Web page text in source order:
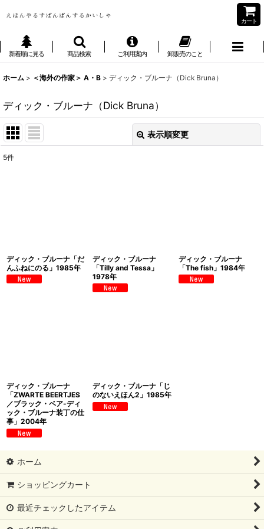
カート
新着順に見る 商品検索 ご利用案内 卸販売のこと
ホーム > ＜海外の作家＞ A・B > ディック・ブルーナ（Dick Bruna）
ディック・ブルーナ（Dick Bruna）
表示順変更
5件
ディック・ブルーナ「だ
んふねにのる」1985年
ディック・ブルーナ
「Tilly and Tessa」
1978年
ディック・ブルーナ
「The fish」1984年
ディック・ブルーナ
「ZWARTE BEERTJES
／ブラック・ベア-ディ
ック・ブルーナ装丁の仕
事」2004年
ディック・ブルーナ「じ
のないえほん2」1985年
ホーム
ショッピングカート
最近チェックしたアイテム